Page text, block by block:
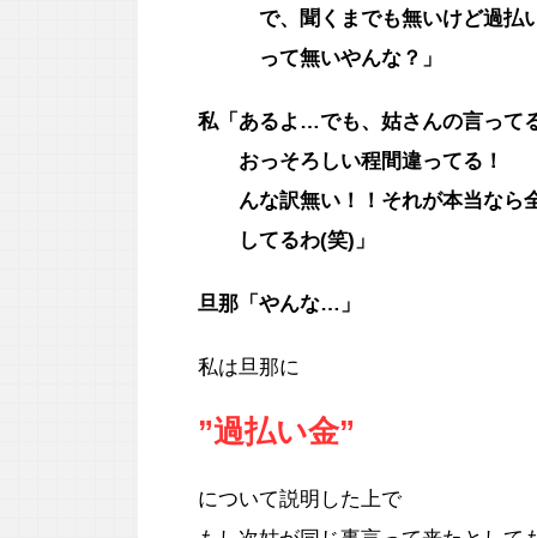
で、聞くまでも無いけど過払
って無いやんな？」
私「あるよ…でも、姑さんの言って
おっそろしい程間違ってる！
んな訳無い！！それが本当なら
してるわ(笑)」
旦那「やんな…」
私は旦那に
”過払い金”
について説明した上で